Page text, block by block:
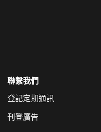
聯繫我們
登記定期通訊
刊登廣告